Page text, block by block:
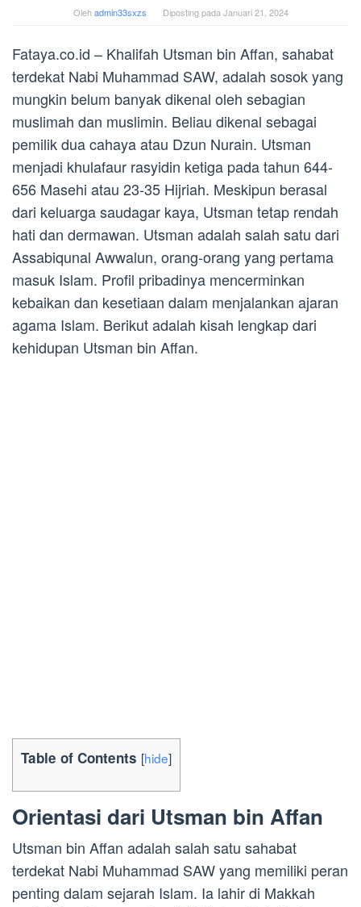
Olehadmin33sxzs Diposting padaJanuari 21, 2024
Fataya.co.id – Khalifah Utsman bin Affan, sahabat
terdekat Nabi Muhammad SAW, adalah sosok yang
mungkin belum banyak dikenal oleh sebagian
muslimah dan muslimin. Beliau dikenal sebagai
pemilik dua cahaya atau Dzun Nurain. Utsman
menjadi khulafaur rasyidin ketiga pada tahun 644-
656 Masehi atau 23-35 Hijriah. Meskipun berasal
dari keluarga saudagar kaya, Utsman tetap rendah
hati dan dermawan. Utsman adalah salah satu dari
Assabiqunal Awwalun, orang-orang yang pertama
masuk Islam. Profil pribadinya mencerminkan
kebaikan dan kesetiaan dalam menjalankan ajaran
agama Islam. Berikut adalah kisah lengkap dari
kehidupan Utsman bin Affan.
Table of Contents [hide]
Orientasi dari Utsman bin Affan
Utsman bin Affan adalah salah satu sahabat
terdekat Nabi Muhammad SAW yang memiliki peran
penting dalam sejarah Islam. Ia lahir di Makkah